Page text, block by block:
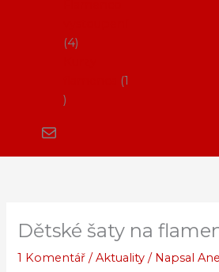
4
1
Dětské šaty na
1 Komentář /Aktuality / Napsal